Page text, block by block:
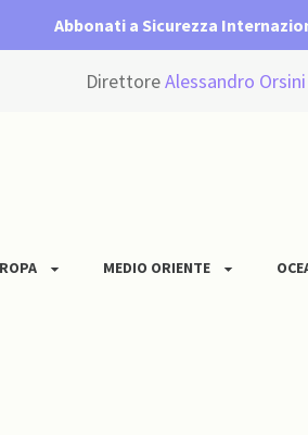
Abbonati a Sicurezza
DirettoreAlessandro Orsini
MEDIO ORIENTE